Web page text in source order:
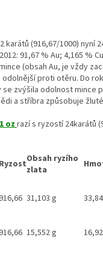
karátů (916,67/1000) nyní
91,67 % Au; 4,165 %
(obsah Au, je vždy
proti otěru. Do
zvýšila odolnost mince
a stříbra způsobuje
ozrazí s ryzostí 24karátů
RyzostObsah ryzího
zlata
31,103 g
15,552 g